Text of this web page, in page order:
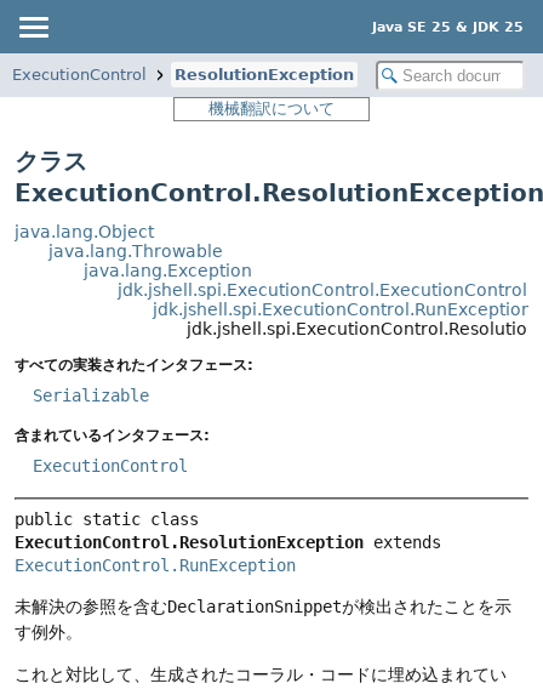
Java SE 25 & JDK 25
ExecutionControl
ResolutionException
機械翻訳について
クラス
ExecutionControl.ResolutionException
java.lang.Object
java.lang.Throwable
java.lang.Exception
jdk.jshell.spi.ExecutionControl.RunException
すべての実装されたインタフェース:
Serializable
含まれているインタフェース:
ExecutionControl
ExecutionControl.ResolutionException
ExecutionControl.RunException
未解決の参照を含むDeclarationSnippetが検出されたことを示
す例外。
これと対比して、生成されたコーラル・コードに埋め込まれてい